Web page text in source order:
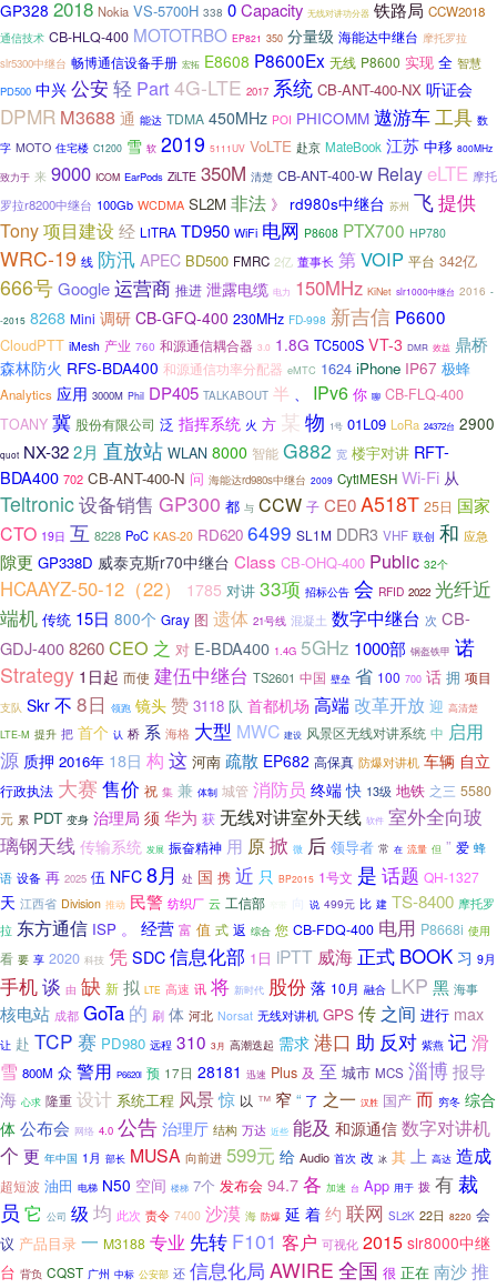
GP328 2018 Nokia VS-5700H 338 0Capacity 无线对讲功分器 铁路局 CCW2018
通信技术 CB-HLQ-400 MOTOTRBO EP821 350 分量级 海能达中继台 摩托罗拉
slr5300中继台 畅博通信设备手册 宏拓 E8608 P8600Ex 无线 P8600 实现 全 智慧
PD500 中兴 公安 轻 Part 4G-LTE 2017 系统 CB-ANT-400-NX 听证会
DPMR M3688 通 能达 TDMA 450MHz POI PHICOMM 遨游车工具 数
字 MOTO 住宅楼 C1200 雪 软 2019 5111UV VoLTE 赴京 MateBook 江苏 中移 800MHz
致力于 来 9000 ICOM EarPods ZiLTE 350M 清楚 CB-ANT-400-W RelayeLTE 摩托
罗拉r8200中继台 100Gb WCDMA SL2M 非法 》 rd980s中继台 苏州 飞提供
Tony项目建设经 LiTRA TD950 WiFi 电网 P8608 PTX700 HP780
WRC-19 线 防汛 APEC BD500 FMRC 2亿 董事长 第 VOIP 平台 342亿
666号Google运营商 推进 泄露电缆 电力 150MHz KiNet slr1000中继台 2016 -
-2015 8268 Mini 调研 CB-GFQ-400 230MHz FD-998 新吉信 P6600
CloudPTT iMesh 产业 760 和源通信耦合器 3.0 1.8G TC500S VT-3 DMR 效益 鼎桥
森林防火 RFS-BDA400 和源通信功率分配器 eMTC 1624 iPhone IP67 极蜂
Analytics 应用 3000M Phil DP405 TALKABOUT 半 、 IPv6 你 聊 CB-FLQ-400
TOANY 冀 股份有限公司 泛 指挥系统 火 方 某 物 1号 01L09 LoRa 24372台 2900
quot NX-322月 直放站 WLAN 8000 智能 G882 宽 楼宇对讲 RFT-
BDA400 702 CB-ANT-400-N 问 海能达rd980s中继台 2009 CytiMESH Wi-Fi 从
Teltronic设备销售 GP300 都 与 CCW 子 CE0A518T 25日 国家
CTO 19日 互 8228 PoC KAS-20 RD620 6499 SL1M DDR3 VHF 联创 和 应急
隙更 GP338D 威泰克斯r70中继台 Class CB-OHQ-400 Public 32个
HCAAYZ-50-12（22） 1785 对讲 33项 招标公告 会 RFID 2022 光纤近
端机 传统 15日 800个 Gray 图 遗体 21号线 混凝土 数字中继台 次 CB-
GDJ-4008260CEO 之 对 E-BDA400 1.4G 5GHz 1000部 钢盔铁甲 诺
Strategy 1日起 而使 建伍中继台 TS2601 中国 壁垒 省 100 700 话 拥 项目
支队 Skr 不 8日 领跑 镜头 赞 3118 队 首都机场 高端改革开放 迎 高清楚
LTE-M 提升 把 首个 认 桥 系 海格 大型 MWC 建设 风景区无线对讲系统 中 启用
源 质押 2016年 18日 构 这 河南 疏散 EP682 高保真 防爆对讲机 车辆 自立
行政执法 大赛 售价 祝 集 兼 体制 城管 消防员 终端 快 13级 地铁 之三 5580
元 累 PDT 变身 治理局 须 华为 获 无线对讲室外天线 软件 室外全向玻
璃钢天线 传输系统 发展 振奋精神 用 原掀 微 后 领导者 常 在 流量 但 ” 爱 蜂
语 设备 再 2025 伍 NFC 8月 处 国 携 近 只 BP2015 1号文 是 话题 QH-1327
天 江西省 Division 推动 民警 纺织厂 云 工信部 说 499元 比 建 TS-8400 摩托罗
拉 东方通信 ISP 。 经营 富 值 式 返 综合 您 CB-FDQ-400 电用 P8668i 使用
看 要 享 2020 科技 凭 SDC 信息化部 1日 iPTT 威海 正式 BOOK 习 9月
手机谈 由 缺 新 拟 LTE 高速 讯 将 新时代 股份落 10月 融合 LKP 黑 海事
核电站 成都 GoTa 的 刷 体 河北 Norsat 无线对讲机 GPS 传 之间 进行 max
让 赴 TCP 赛 PD980 远程 310 3月 高潮迭起 需求 港口 助 反对 紫燕 记滑
雪 800M 众 警用 P6620i 预 17日 28181 迅速 Plus 及 至 城市 MCS 淄博 报导
海 心求 隆重 设计 系统工程 风景惊 以 ™ 窄 “ 了 之一 汉胜 国产 而 穷冬 综合
体 公布会 网络 4.0 公告 治理厅 结构 万达 近些 能及 和源通信 数字对讲机
个 更 年中国 1月 部长 MUSA 向前进 599元 给 Audio 首次 改 冰 其 上 高达 造成
超短波 油田 电梯 N50 空间 楼梯 7个 发布会 94.7各 加速 台 App 用于 拨 有裁
员 它 公司 级 均 此次 责令 7400 沙漠 海 防爆 延 着 约 联网 SL2K 22日 8220 会
议 产品目录 一 M3188 专业 先转 F101 客户 可视化 2015 slr8000中继
台 背负 CQST 广州 中标 公安部 还 信息化局 AWIRE 全国 很 正在 南沙推